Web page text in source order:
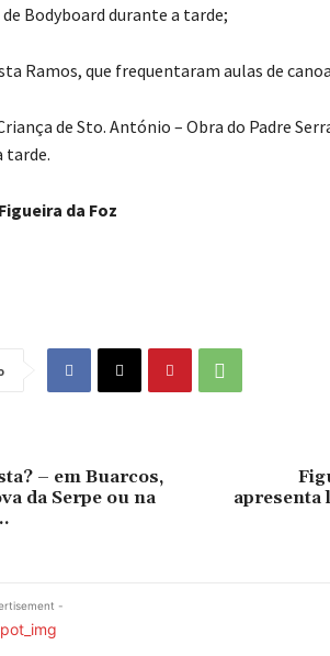
Bodyboard durante a tarde;
Ramos, que frequentaram aulas de
de Sto. António – Obra do Padre
tarde.
da Foz
– em Buarcos,
da Serpe ou na
apresenta
-